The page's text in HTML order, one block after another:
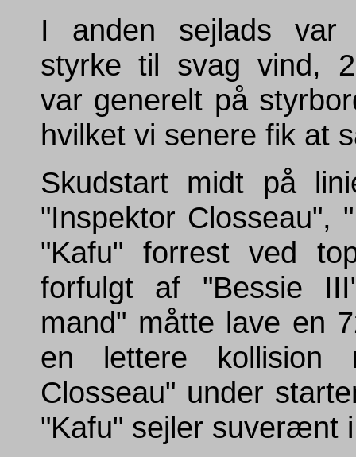
I anden sejlads var
styrke til svag vind,
var generelt på
hvilket vi senere fik at
Skudstart midt på
"Inspektor Closseau",
"Kafu" forrest ved
forfulgt af "Bessie
mand" måtte lave en
en lettere kollision
Closseau" under
"Kafu" sejler suverænt